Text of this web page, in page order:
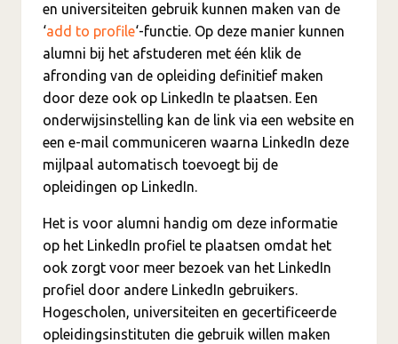
en universiteiten gebruik kunnen maken van de
‘add to profile‘-functie. Op deze manier kunnen
alumni bij het afstuderen met één klik de
afronding van de opleiding definitief maken
door deze ook op LinkedIn te plaatsen. Een
onderwijsinstelling kan de link via een website en
een e-mail communiceren waarna LinkedIn deze
mijlpaal automatisch toevoegt bij de
opleidingen op LinkedIn.
Het is voor alumni handig om deze informatie
op het LinkedIn profiel te plaatsen omdat het
ook zorgt voor meer bezoek van het LinkedIn
profiel door andere LinkedIn gebruikers.
Hogescholen, universiteiten en gecertificeerde
opleidingsinstituten die gebruik willen maken